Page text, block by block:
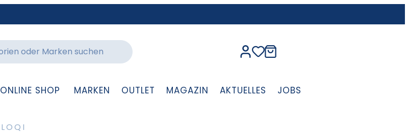
ONLINE SHOP MARKEN OUTLET MAGAZIN AKTUELLES JOBS
LOQI